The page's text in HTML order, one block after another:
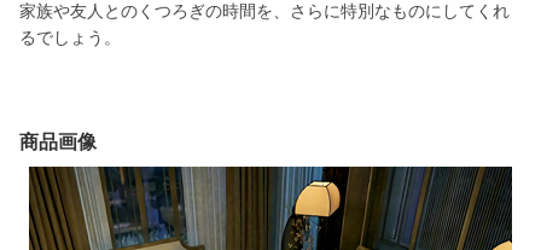
家族や友人とのくつろぎの時間を、さらに特別なものにしてくれ
るでしょう。
商品画像